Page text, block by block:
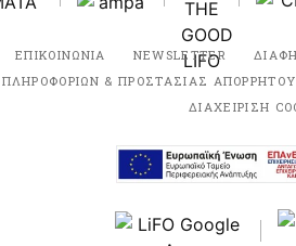
ΕΠΙΚΟΙΝΩΝΙΑ NEWSLETTER
& ΠΡΟΣΤΑΣΙΑΣ ΑΠΟΡΡΗΤΟΥ
ΔΙΑΧΕΙΡΙΣΗ